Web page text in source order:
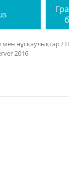
мен нұсқаулықтар/
2016